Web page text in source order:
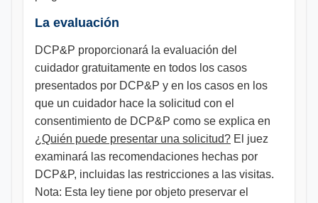
La evaluación
DCP&P proporcionará la evaluación del
cuidador gratuitamente en todos los casos
presentados por DCP&P y en los casos en los
que un cuidador hace la solicitud con el
consentimiento de DCP&P como se explica en
¿Quién puede presentar una solicitud? El juez
examinará las recomendaciones hechas por
DCP&P, incluidas las restricciones a las visitas.
Nota: Esta ley tiene por objeto preservar el